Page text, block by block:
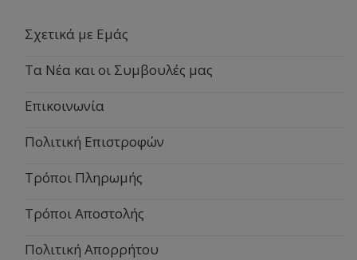
Σχετικά με Εμάς
Τα Νέα και οι Συμβουλές μας
Επικοινωνία
Πολιτική Επιστροφών
Τρόποι Πληρωμής
Τρόποι Αποστολής
Πολιτική Απορρήτου